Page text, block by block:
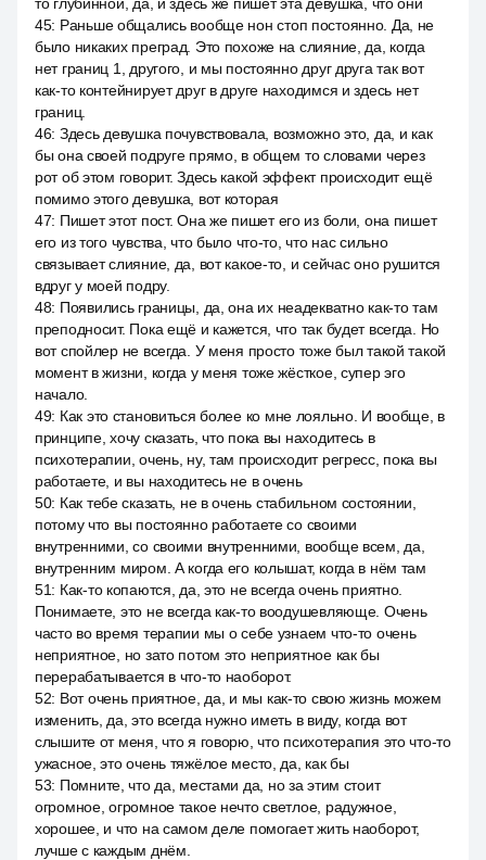
45: Раньше общались вообще нон стоп постоянно. Да, не
было никаких преград. Это похоже на слияние, да, когда
нет границ 1, другого, и мы постоянно друг друга так вот
как-то контейнирует друг в друге находимся и здесь нет
границ.
46: Здесь девушка почувствовала, возможно это, да, и как
бы она своей подруге прямо, в общем то словами через
рот об этом говорит. Здесь какой эффект происходит ещё
помимо этого девушка, вот которая
47: Пишет этот пост. Она же пишет его из боли, она пишет
его из того чувства, что было что-то, что нас сильно
связывает слияние, да, вот какое-то, и сейчас оно рушится
вдруг у моей подру.
48: Появились границы, да, она их неадекватно как-то там
преподносит. Пока ещё и кажется, что так будет всегда. Но
вот спойлер не всегда. У меня просто тоже был такой такой
момент в жизни, когда у меня тоже жёсткое, супер эго
начало.
49: Как это становиться более ко мне лояльно. И вообще, в
принципе, хочу сказать, что пока вы находитесь в
психотерапии, очень, ну, там происходит регресс, пока вы
работаете, и вы находитесь не в очень
50: Как тебе сказать, не в очень стабильном состоянии,
потому что вы постоянно работаете со своими
внутренними, со своими внутренними, вообще всем, да,
внутренним миром. А когда его колышат, когда в нём там
51: Как-то копаются, да, это не всегда очень приятно.
Понимаете, это не всегда как-то воодушевляюще. Очень
часто во время терапии мы о себе узнаем что-то очень
неприятное, но зато потом это неприятное как бы
перерабатывается в что-то наоборот.
52: Вот очень приятное, да, и мы как-то свою жизнь можем
изменить, да, это всегда нужно иметь в виду, когда вот
слышите от меня, что я говорю, что психотерапия это что-то
ужасное, это очень тяжёлое место, да, как бы
53: Помните, что да, местами да, но за этим стоит
огромное, огромное такое нечто светлое, радужное,
хорошее, и что на самом деле помогает жить наоборот,
лучше с каждым днём.